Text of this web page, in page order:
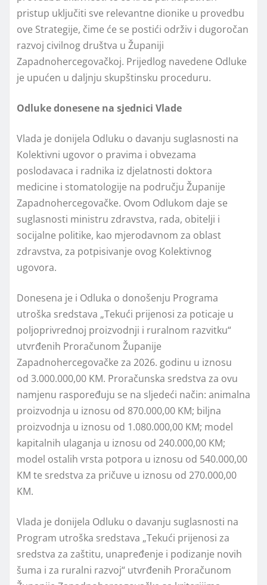
pristup uključiti sve relevantne dionike u provedbu
ove Strategije, čime će se postići održiv i dugoročan
razvoj civilnog društva u Županiji
Zapadnohercegovačkoj. Prijedlog navedene Odluke
je upućen u daljnju skupštinsku proceduru.
Odluke donesene na sjednici Vlade
Vlada je donijela Odluku o davanju suglasnosti na
Kolektivni ugovor o pravima i obvezama
poslodavaca i radnika iz djelatnosti doktora
medicine i stomatologije na području Županije
Zapadnohercegovačke. Ovom Odlukom daje se
suglasnosti ministru zdravstva, rada, obitelji i
socijalne politike, kao mjerodavnom za oblast
zdravstva, za potpisivanje ovog Kolektivnog
ugovora.
Donesena je i Odluka o donošenju Programa
utroška sredstava „Tekući prijenosi za poticaje u
poljoprivrednoj proizvodnji i ruralnom razvitku“
utvrđenih Proračunom Županije
Zapadnohercegovačke za 2026. godinu u iznosu
od 3.000.000,00 KM. Proračunska sredstva za ovu
namjenu raspoređuju se na sljedeći način: animalna
proizvodnja u iznosu od 870.000,00 KM; biljna
proizvodnja u iznosu od 1.080.000,00 KM; model
kapitalnih ulaganja u iznosu od 240.000,00 KM;
model ostalih vrsta potpora u iznosu od 540.000,00
KM te sredstva za pričuve u iznosu od 270.000,00
KM.
Vlada je donijela Odluku o davanju suglasnosti na
Program utroška sredstava „Tekući prijenosi za
sredstva za zaštitu, unapređenje i podizanje novih
šuma i za ruralni razvoj“ utvrđenih Proračunom